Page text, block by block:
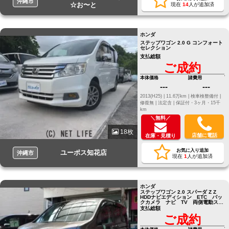
☆お〜と
現在 14人が追加済
18枚
沖縄市 ユーポス知花店
ホンダ
ステップワゴン 2.0 G コンフォート
セレクション
支払総額
ご成約
本体価格
---
諸費用
---
2013(H25) | 11.6万km |
検車検整備付 |
修復無 | 法定含 | 保証付・3ヶ月・15千
km
＼無料／
在庫・見積り 店舗に電話
お気に入り追加
現在 1 人が追加済
ホンダ
ステップワゴン 2.0 スパーダ Z Z
HDDナビエディション ETC バッ
クカメラ ナビ TV 両側電動スラ
イドドア HID スマート
支払総額
ご成約